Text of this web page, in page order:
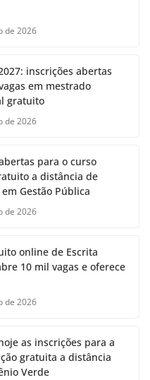
de 2026
inscrições abertas
em mestrado
gratuito
de 2026
para o curso
a distância de
Gestão Pública
de 2026
online de Escrita
10 mil vagas e oferece
de 2026
as inscrições para a
gratuita a distância
Verde